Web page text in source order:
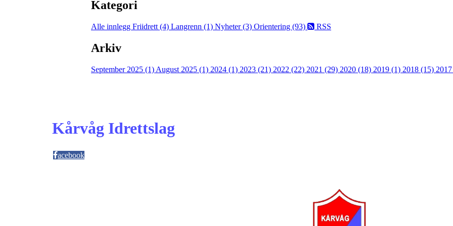
Kategori
Alle innlegg Friidrett (4) Langrenn (1) Nyheter (3) Orientering (93) RSS
Arkiv
September 2025 (1) August 2025 (1) 2024 (1) 2023 (21) 2022 (22) 2021 (29) 2020 (18) 2019 (1) 2018 (15)
Kårvåg Idrettslag
acebook